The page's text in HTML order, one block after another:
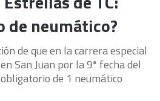
de neumático?
de que en la carrera especial
San Juan por la 9ª fecha del
de 1 neumático